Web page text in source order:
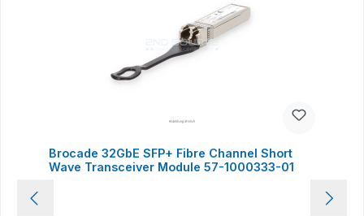
Brocade 32GbE SFP+ Fibre Channel Short
Wave Transceiver Module 57-1000333-01